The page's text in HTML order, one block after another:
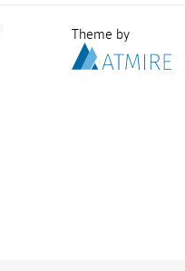
Theme by